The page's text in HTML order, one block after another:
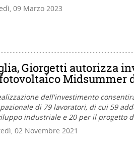
09 Marzo 2023
Giorgetti autorizza
Midsummer
dell'investimento
di 79 lavoratori, di cui 59
industriale e 20 per il progetto
02 Novembre 2021